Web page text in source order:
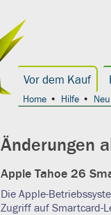
Vor dem Kauf
Home Hilfe
Änderungen
Apple Tahoe 26
Die Apple-
Zugriff auf Smartcard-